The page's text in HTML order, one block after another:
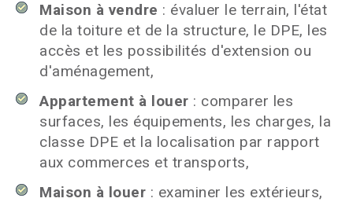
Maison à vendre : évaluer le terrain, l'état
de la toiture et de la structure, le DPE, les
accès et les possibilités d'extension ou
d'aménagement,
Appartement à louer : comparer les
surfaces, les équipements, les charges, la
classe DPE et la localisation par rapport
aux commerces et transports,
Maison à louer : examiner les extérieurs,